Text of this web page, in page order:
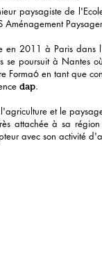
paysagiste de
en 2011 à Paris
se poursuit à
Forma6 en tant que
dap.
et le
attachée à sa
avec son activité